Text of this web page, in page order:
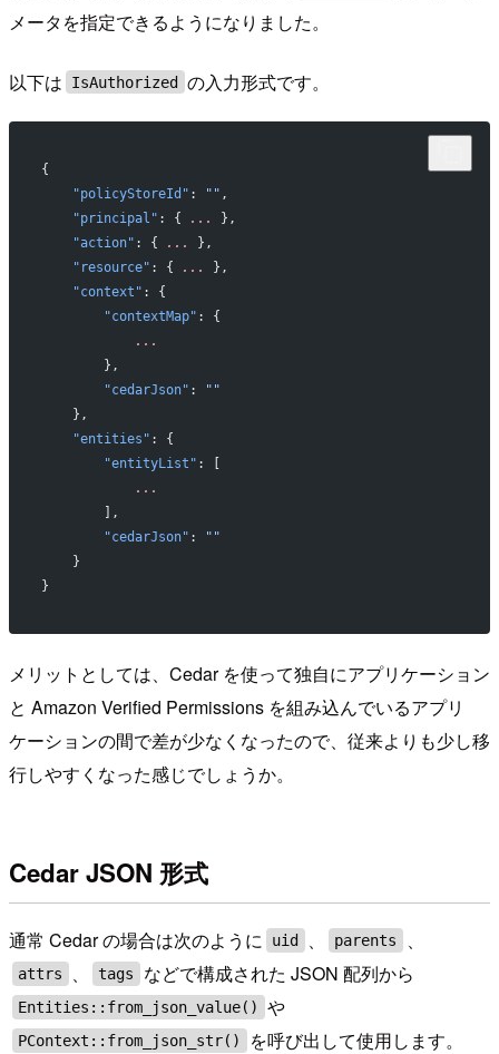
メータを指定できるようになりました。
以下は IsAuthorized の入力形式です。
{
    "policyStoreId"
: "" ,
    "principal"
: { ...
},
    "action"
: { ...
},
    "resource"
: { ...
},
    "context"
: {
        "contextMap"
: {
            ...
        },
        "cedarJson"
:
""
    },
    "entities"
: {
        "entityList"
: [
            ...
        ],
        "cedarJson"
:
""
    }
}
メリットとしては、Cedar を使って独自にアプリケーション
と Amazon Verified Permissions を組み込んでいるアプリ
ケーションの間で差が少なくなったので、従来よりも少し移
行しやすくなった感じでしょうか。
Cedar JSON 形式
通常 Cedar の場合は次のように uid 、 parents 、
attrs 、 tags などで構成された JSON 配列から
Entities::from_json_value() や
PContext::from_json_str() を呼び出して使用します。